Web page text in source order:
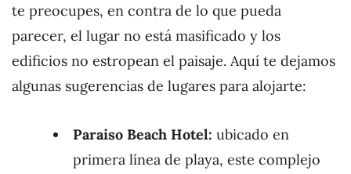
te preocupes, en contra de lo que pueda
parecer, el lugar no está masificado y los
edificios no estropean el paisaje. Aquí te dejamos
algunas sugerencias de lugares para alojarte:
Paraiso Beach Hotel: ubicado en
primera línea de playa, este complejo